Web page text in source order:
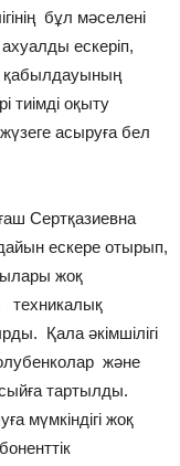
бұл мәселені
ескеріп,
қабылдауының
тиімді оқыту
асыруға бел
Сертқазиевна
ескере отырып,
жоқ
техникалық
Қала әкімшілігі
және
тартылды.
мүмкіндігі жоқ